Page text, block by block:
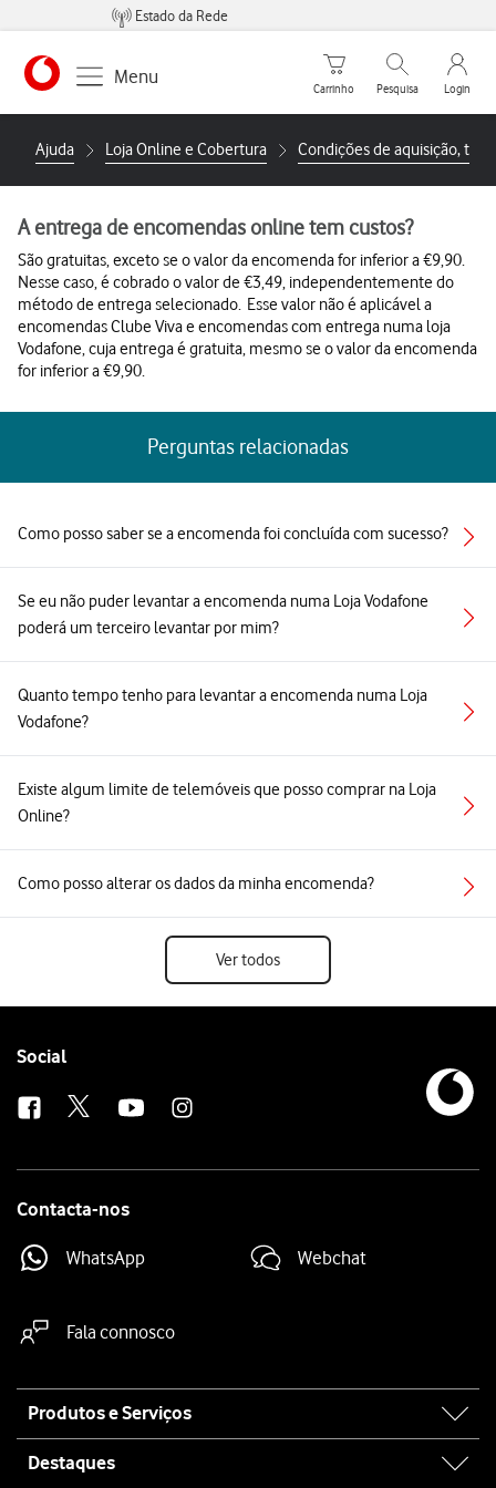
Estado da Rede
https://www.vodafone.pt
Menu
Carrinho de compras
Carrinho
Pesquisar
Pesquisa
My
Login
Ajuda Loja Online e Cobertura Condições de aquisição,
A entrega de encomendas online tem custos?
São gratuitas, exceto se o valor da encomenda for inferior a €9,90.
Nesse caso, é cobrado o valor de €3,49, independentemente do
método de entrega selecionado. Esse valor não é aplicável a
encomendas Clube Viva e encomendas com entrega numa loja
Vodafone, cuja entrega é gratuita, mesmo se o valor da encomenda
for inferior a €9,90.
Perguntas relacionadas
Como posso saber se a encomenda foi concluída com sucesso?
Se eu não puder levantar a encomenda numa Loja Vodafone
poderá um terceiro levantar por mim?
Quanto tempo tenho para levantar a encomenda numa Loja
Vodafone?
Existe algum limite de telemóveis que posso comprar na Loja
Online?
Como posso alterar os dados da minha encomenda?
Ver todos
Follow
Social
Contacta-nos
WhatsApp Webchat
Fala connosco
map
Produtos e Serviços
Destaques